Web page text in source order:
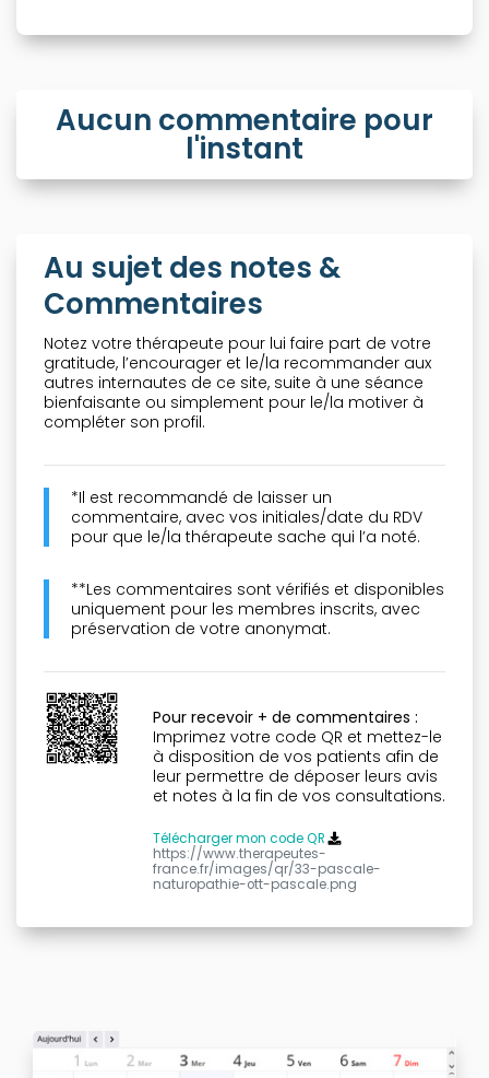
Aucun commentaire pour
l'instant
Au sujet des notes &
Commentaires
Notez votre thérapeute pour lui faire part de votre
gratitude, l’encourager et le/la recommander aux
autres internautes de ce site, suite à une séance
bienfaisante ou simplement pour le/la motiver à
compléter son profil.
*Il est recommandé de laisser un
commentaire, avec vos initiales/date du RDV
pour que le/la thérapeute sache qui l’a noté.
**Les commentaires sont vérifiés et disponibles
uniquement pour les membres inscrits, avec
préservation de votre anonymat.
Pour recevoir + de commentaires :
Imprimez votre code QR et mettez-le
à disposition de vos patients afin de
leur permettre de déposer leurs avis
et notes à la fin de vos consultations.
Télécharger mon code QR
https://www.therapeutes-
france.fr/images/qr/33-pascale-
naturopathie-ott-pascale.png